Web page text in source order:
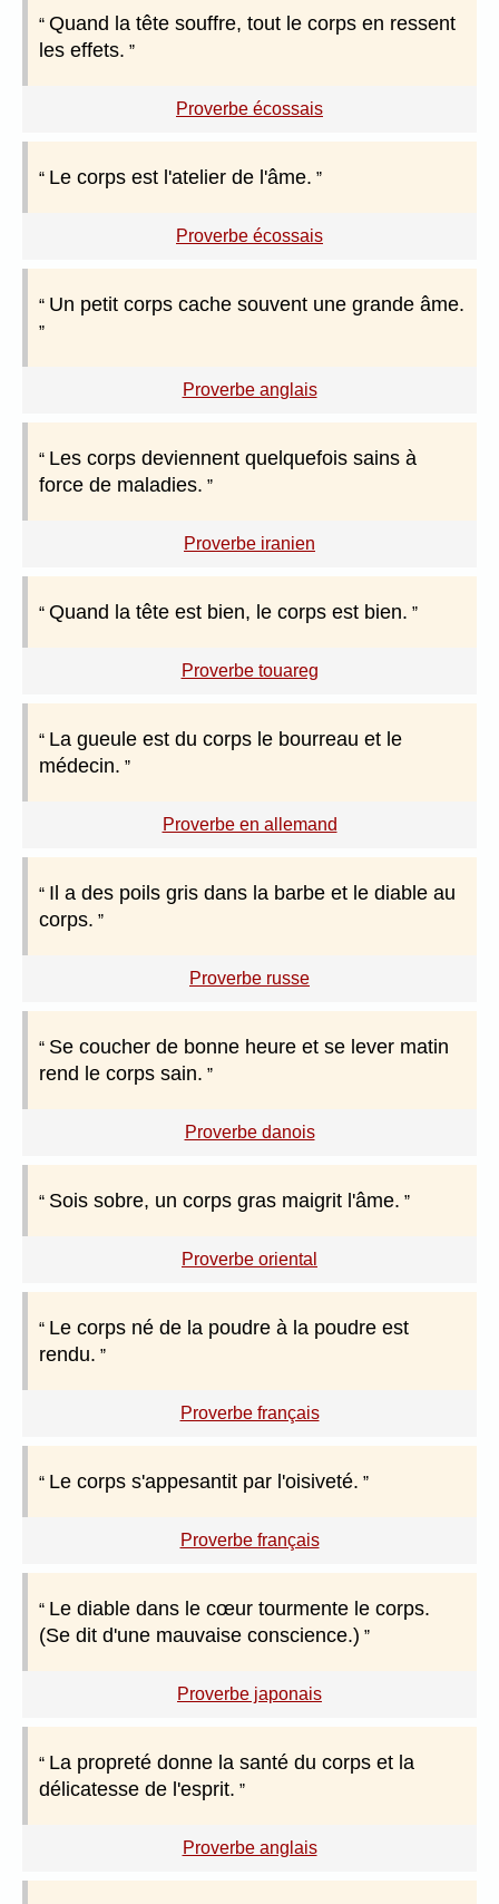
Quand la tête souffre, tout le corps en ressent
les effets.
Proverbe écossais
Le corps est l'atelier de l'âme.
Proverbe écossais
Un petit corps cache souvent une grande âme.
Proverbe anglais
Les corps deviennent quelquefois sains à
force de maladies.
Proverbe iranien
Quand la tête est bien, le corps est bien.
Proverbe touareg
La gueule est du corps le bourreau et le
médecin.
Proverbe en allemand
Il a des poils gris dans la barbe et le diable au
corps.
Proverbe russe
Se coucher de bonne heure et se lever matin
rend le corps sain.
Proverbe danois
Sois sobre, un corps gras maigrit l'âme.
Proverbe oriental
Le corps né de la poudre à la poudre est
rendu.
Proverbe français
Le corps s'appesantit par l'oisiveté.
Proverbe français
Le diable dans le cœur tourmente le corps.
(Se dit d'une mauvaise conscience.)
Proverbe japonais
La propreté donne la santé du corps et la
délicatesse de l'esprit.
Proverbe anglais